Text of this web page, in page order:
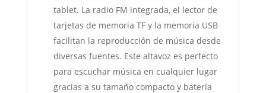
tablet. La radio FM integrada, el lector de
tarjetas de memoria TF y la memoria USB
facilitan la reproducción de música desde
diversas fuentes. Este altavoz es perfecto
para escuchar música en cualquier lugar
gracias a su tamaño compacto y batería